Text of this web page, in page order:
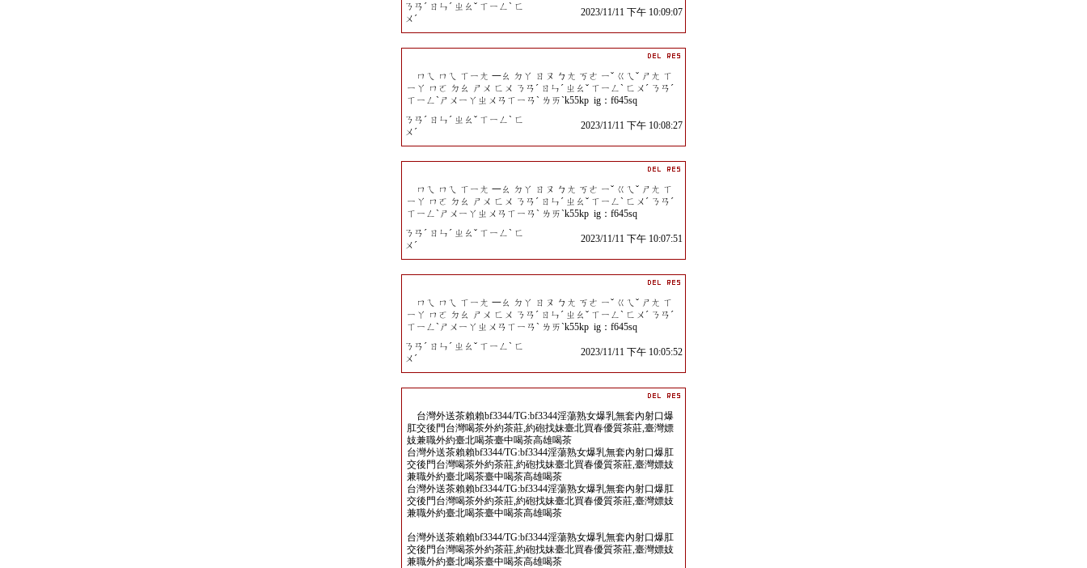
ㄋㄢˊ ㄖㄣˊ ㄓㄠˇ ㄒㄧㄥˋ ㄈ
ㄨˊ
2023/11/11 下午 10:09:07
ㄇㄟ ㄇㄟ ㄒㄧㄤ 一ㄠ ㄉㄚ ㄖㄡ ㄅㄤ ㄎㄜ ㄧˇ ㄍㄟˇ ㄕㄤ ㄒ
ㄧㄚ ㄇㄛ ㄉㄠ ㄕㄨ ㄈㄨ ㄋㄢˊ ㄖㄣˊ ㄓㄠˇ ㄒㄧㄥˋ ㄈㄨˊ ㄋㄢˊ
ㄒㄧㄥˋㄕㄨㄧㄚㄓㄨㄢㄒㄧㄢˋ ㄌㄞˋk55kp ig：f645sq
ㄋㄢˊ ㄖㄣˊ ㄓㄠˇ ㄒㄧㄥˋ ㄈ
ㄨˊ
2023/11/11 下午 10:08:27
ㄇㄟ ㄇㄟ ㄒㄧㄤ 一ㄠ ㄉㄚ ㄖㄡ ㄅㄤ ㄎㄜ ㄧˇ ㄍㄟˇ ㄕㄤ ㄒ
ㄧㄚ ㄇㄛ ㄉㄠ ㄕㄨ ㄈㄨ ㄋㄢˊ ㄖㄣˊ ㄓㄠˇ ㄒㄧㄥˋ ㄈㄨˊ ㄋㄢˊ
ㄒㄧㄥˋㄕㄨㄧㄚㄓㄨㄢㄒㄧㄢˋ ㄌㄞˋk55kp ig：f645sq
ㄋㄢˊ ㄖㄣˊ ㄓㄠˇ ㄒㄧㄥˋ ㄈ
ㄨˊ
2023/11/11 下午 10:07:51
ㄇㄟ ㄇㄟ ㄒㄧㄤ 一ㄠ ㄉㄚ ㄖㄡ ㄅㄤ ㄎㄜ ㄧˇ ㄍㄟˇ ㄕㄤ ㄒ
ㄧㄚ ㄇㄛ ㄉㄠ ㄕㄨ ㄈㄨ ㄋㄢˊ ㄖㄣˊ ㄓㄠˇ ㄒㄧㄥˋ ㄈㄨˊ ㄋㄢˊ
ㄒㄧㄥˋㄕㄨㄧㄚㄓㄨㄢㄒㄧㄢˋ ㄌㄞˋk55kp ig：f645sq
ㄋㄢˊ ㄖㄣˊ ㄓㄠˇ ㄒㄧㄥˋ ㄈ
ㄨˊ
2023/11/11 下午 10:05:52
台灣外送茶賴賴bf3344/TG:bf3344淫蕩熟女爆乳無套內射口爆
肛交後門台灣喝茶外約茶莊,約砲找妹臺北買春優質茶莊,臺灣嫖
妓兼職外約臺北喝茶臺中喝茶高雄喝茶
台灣外送茶賴賴bf3344/TG:bf3344淫蕩熟女爆乳無套內射口爆肛
交後門台灣喝茶外約茶莊,約砲找妹臺北買春優質茶莊,臺灣嫖妓
兼職外約臺北喝茶臺中喝茶高雄喝茶
台灣外送茶賴賴bf3344/TG:bf3344淫蕩熟女爆乳無套內射口爆肛
交後門台灣喝茶外約茶莊,約砲找妹臺北買春優質茶莊,臺灣嫖妓
兼職外約臺北喝茶臺中喝茶高雄喝茶
台灣外送茶賴賴bf3344/TG:bf3344淫蕩熟女爆乳無套內射口爆肛
交後門台灣喝茶外約茶莊,約砲找妹臺北買春優質茶莊,臺灣嫖妓
兼職外約臺北喝茶臺中喝茶高雄喝茶